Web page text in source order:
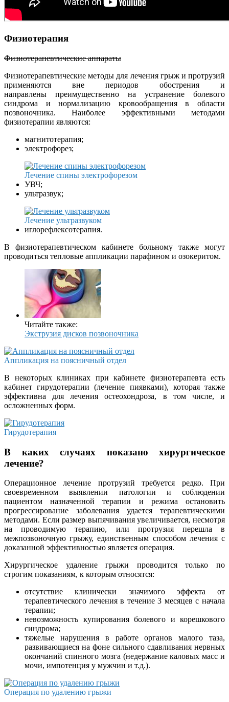
Физиотерапия
Физиотерапевтические аппараты
Физиотерапевтические методы для лечения грыж и протрузий
применяются вне периодов обострения и
направлены преимущественно на устранение болевого
синдрома и нормализацию кровообращения в области
позвоночника. Наиболее эффективными методами
физиотерапии являются:
магнитотерапия;
электрофорез;
Лечение спины электрофорезом
УВЧ;
ультразвук;
Лечение ультразвуком
иглорефлексотерапия.
В физиотерапевтическом кабинете больному также могут
проводиться тепловые аппликации парафином и озокеритом.
Читайте также:
Экструзия дисков позвоночника
Аппликация на поясничный отдел
В некоторых клиниках при кабинете физиотерапевта есть
кабинет гирудотерапии (лечение пиявками), которая также
эффективна для лечения остеохондроза, в том числе, и
осложненных форм.
Гирудотерапия
В каких случаях показано хирургическое
лечение?
Операционное лечение протрузий требуется редко. При
своевременном выявлении патологии и соблюдении
пациентом назначенной терапии и режима остановить
прогрессирование заболевания удается терапевтическими
методами. Если размер выпячивания увеличивается, несмотря
на проводимую терапию, или протрузия перешла в
межпозвоночную грыжу, единственным способом лечения с
доказанной эффективностью является операция.
Хирургическое удаление грыжи проводится только по
строгим показаниям, к которым относятся:
отсутствие клинически значимого эффекта от
терапевтического лечения в течение 3 месяцев с начала
терапии;
невозможность купирования болевого и корешкового
синдрома;
тяжелые нарушения в работе органов малого таза,
развивающиеся на фоне сильного сдавливания нервных
окончаний спинного мозга (недержание каловых масс и
мочи, импотенция у мужчин и т.д.).
Операция по удалению грыжи